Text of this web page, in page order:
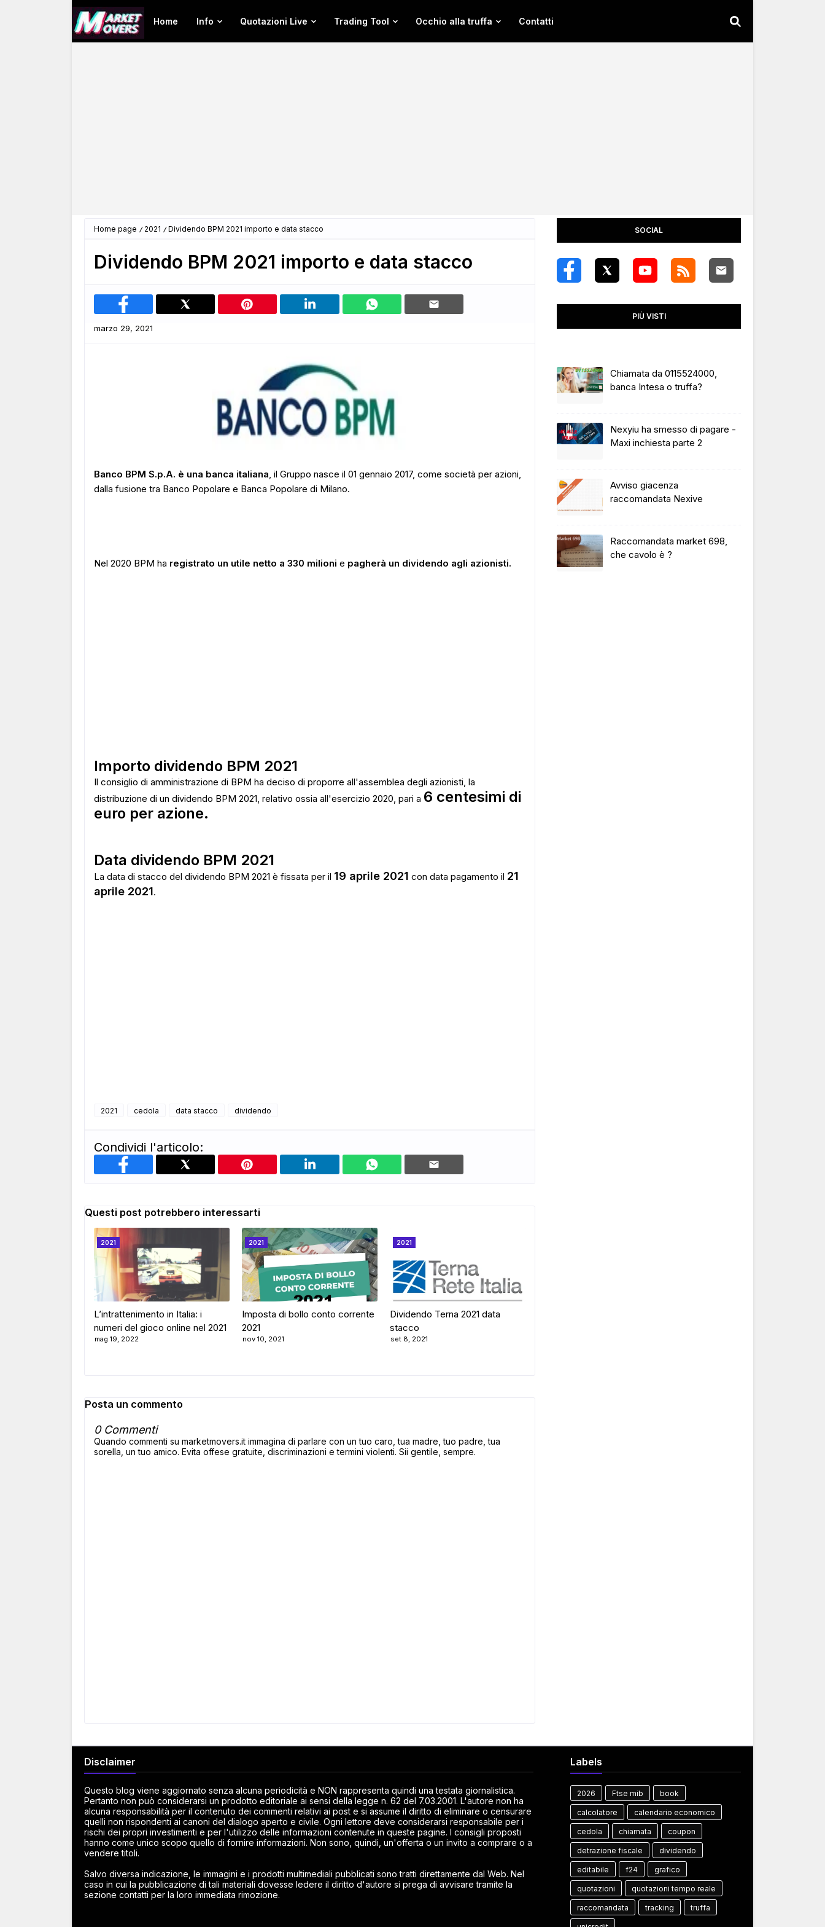
Home Info Quotazioni Live Trading Tool Occhio alla truffa Contatti
Home page 2021 Dividendo BPM 2021 importo e data stacco
Dividendo BPM 2021 importo e data stacco
marzo 29, 2021
Banco BPM S.p.A. è una banca italiana, il Gruppo nasce il 01 gennaio 2017, come società per azioni,
dalla fusione tra Banco Popolare e Banca Popolare di Milano.
Nel 2020 BPM ha registrato un utile netto a 330 milioni e pagherà un dividendo agli azionisti.
Importo dividendo BPM 2021
Il consiglio di amministrazione di BPM ha deciso di proporre all'assemblea degli azionisti, la
distribuzione di un dividendo BPM 2021, relativo ossia all'esercizio 2020, pari a 6 centesimi di
euro per azione.
Data dividendo BPM 2021
La data di stacco del dividendo BPM 2021 è fissata per il 19 aprile 2021 con data pagamento il 21
aprile 2021.
2021 cedola data stacco dividendo
Condividi l'articolo:
Questi post potrebbero interessarti
2021
L’intrattenimento in Italia: i
numeri del gioco online nel 2021
mag 19, 2022
2021
Imposta di bollo conto corrente
2021
nov 10, 2021
2021
Dividendo Terna 2021 data
stacco
set 8, 2021
Posta un commento
0 Commenti
Quando commenti su marketmovers.it immagina di parlare con un tuo caro, tua madre, tuo padre, tua
sorella, un tuo amico. Evita offese gratuite, discriminazioni e termini violenti. Sii gentile, sempre.
SOCIAL
PIÙ VISTI
Chiamata da 0115524000,
banca Intesa o truffa?
Nexyiu ha smesso di pagare -
Maxi inchiesta parte 2
Avviso giacenza
raccomandata Nexive
Raccomandata market 698,
che cavolo è ?
Disclaimer
Questo blog viene aggiornato senza alcuna periodicità e NON rappresenta quindi una testata giornalistica.
Pertanto non può considerarsi un prodotto editoriale ai sensi della legge n. 62 del 7.03.2001. L'autore non ha
alcuna responsabilità per il contenuto dei commenti relativi ai post e si assume il diritto di eliminare o censurare
quelli non rispondenti ai canoni del dialogo aperto e civile. Ogni lettore deve considerarsi responsabile per i
rischi dei propri investimenti e per l'utilizzo delle informazioni contenute in queste pagine. I consigli proposti
hanno come unico scopo quello di fornire informazioni. Non sono, quindi, un'offerta o un invito a comprare o a
vendere titoli.
Salvo diversa indicazione, le immagini e i prodotti multimediali pubblicati sono tratti direttamente dal Web. Nel
caso in cui la pubblicazione di tali materiali dovesse ledere il diritto d'autore si prega di avvisare tramite la
sezione contatti per la loro immediata rimozione.
Labels
2026 Ftse mib book
calcolatore calendario economico
cedola chiamata coupon
detrazione fiscale dividendo
editabile f24 grafico
quotazioni quotazioni tempo reale
raccomandata tracking truffa